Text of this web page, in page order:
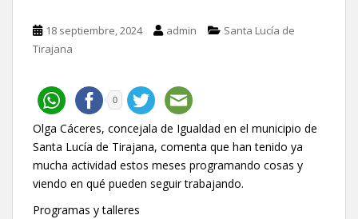
18 septiembre, 2024 admin
Santa Lucía de
Tirajana
0
Olga Cáceres, concejala de Igualdad en el municipio de
Santa Lucía de Tirajana, comenta que han tenido ya
mucha actividad estos meses programando cosas y
viendo en qué pueden seguir trabajando.
Programas y talleres